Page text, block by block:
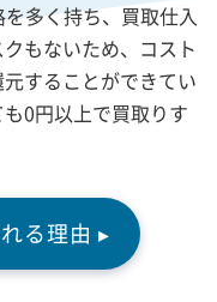
多く持ち、買取仕入
もないため、コスト
することができてい
0円以上で買取りす
る理由 ▸